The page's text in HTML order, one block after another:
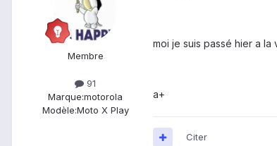
Membre
91
Marque:motorola
Modèle:Moto X Play
moi je suis passé hier a
a+
Citer